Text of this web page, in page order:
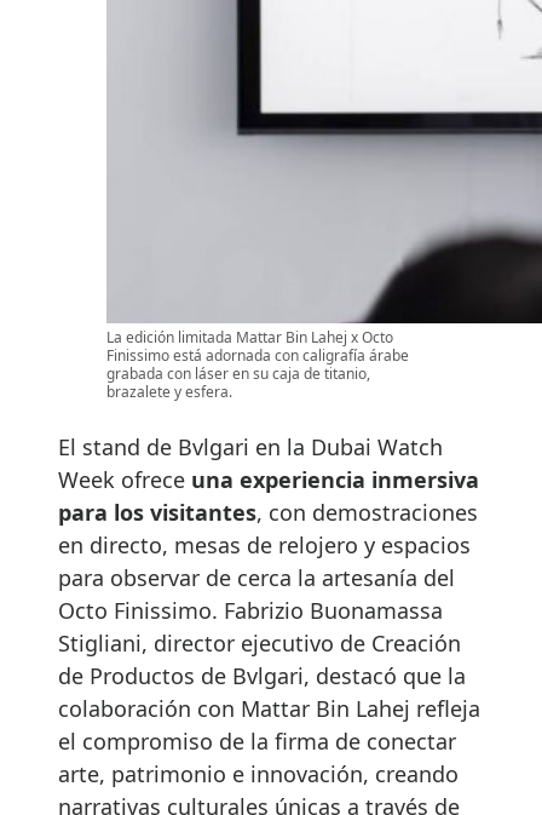
La edición limitada Mattar Bin Lahej x Octo
Finissimo está adornada con caligrafía árabe
grabada con láser en su caja de titanio,
brazalete y esfera.
El stand de Bvlgari en la Dubai Watch
Week ofrece una experiencia inmersiva
para los visitantes, con demostraciones
en directo, mesas de relojero y espacios
para observar de cerca la artesanía del
Octo Finissimo. Fabrizio Buonamassa
Stigliani, director ejecutivo de Creación
de Productos de Bvlgari, destacó que la
colaboración con Mattar Bin Lahej refleja
el compromiso de la firma de conectar
arte, patrimonio e innovación, creando
narrativas culturales únicas a través de